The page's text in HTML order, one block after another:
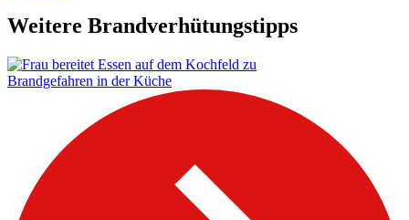
Weitere Brandverhütungstipps
Brandgefahren in der Küche